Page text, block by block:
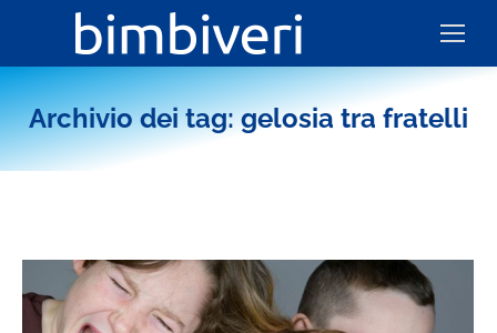
Archivio dei tag:gelosia tra fratelli